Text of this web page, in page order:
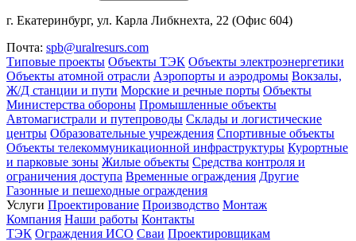
г. Екатеринбург, ул. Карла Либкнехта, 22 (Офис 604)
Почта: spb@uralresurs.com
Типовые проекты Объекты ТЭК Объекты электроэнергетики
Объекты атомной отрасли Аэропорты и аэродромы Вокзалы,
Ж/Д станции и пути Морские и речные порты Объекты
Министерства обороны Промышленные объекты
Автомагистрали и путепроводы Склады и логистические
центры Образовательные учреждения Спортивные объекты
Объекты телекоммуникационной инфраструктуры Курортные
и парковые зоны Жилые объекты Средства контроля и
ограничения доступа Временные ограждения Другие
Газонные и пешеходные ограждения
Услуги Проектирование Производство Монтаж
Компания Наши работы Контакты
ТЭК Ограждения ИСО Сваи Проектировщикам